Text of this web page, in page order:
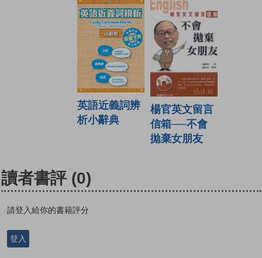
英語近義詞辨
析小辭典
楊官英文留言
信箱──不會
拋棄女朋友
讀者書評 (0)
請登入給你的書籍評分
登入